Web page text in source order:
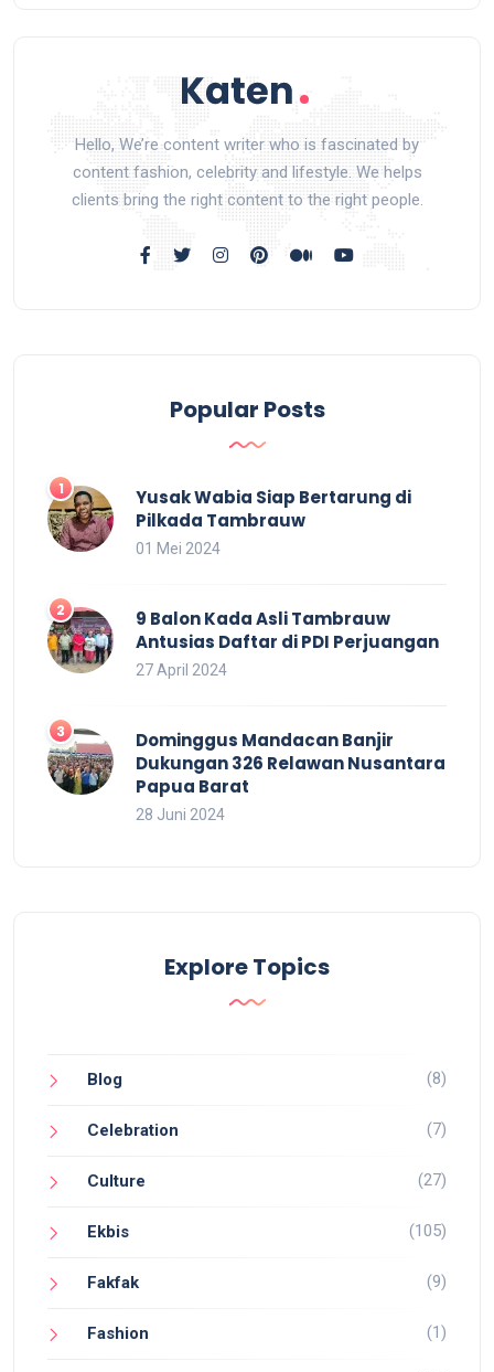
Hello, We’re content writer who is fascinated by
content fashion, celebrity and lifestyle. We helps
clients bring the right content to the right people.
Popular Posts
Yusak Wabia Siap Bertarung di
Pilkada Tambrauw
01 Mei 2024
9 Balon Kada Asli Tambrauw
Antusias Daftar di PDI Perjuangan
27 April 2024
Dominggus Mandacan Banjir
Dukungan 326 Relawan Nusantara
Papua Barat
28 Juni 2024
Explore Topics
Blog (8)
Celebration (7)
Culture (27)
Ekbis (105)
Fakfak (9)
Fashion (1)